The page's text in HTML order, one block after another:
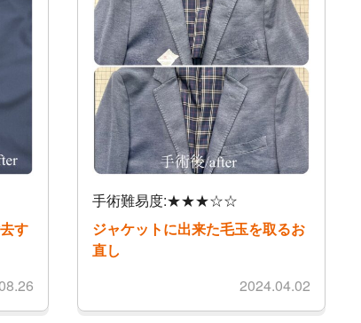
す
手術難易度:★★★☆☆
ジャケットに出来た毛玉を取るお
直し
2024.04.02